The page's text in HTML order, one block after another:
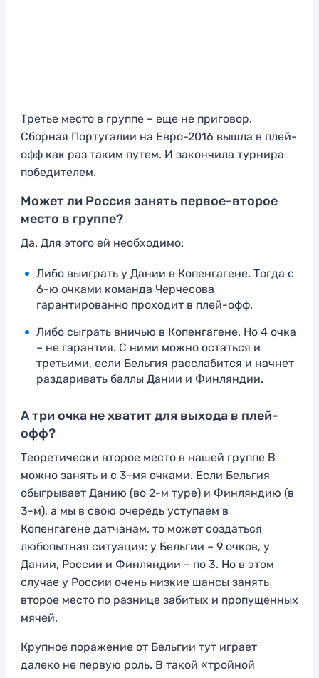
Третье место в группе – еще не приговор.
Сборная Португалии на Евро-2016 вышла в плей-
офф как раз таким путем. И закончила турнира
победителем.
Может ли Россия занять первое-второе
место в группе?
Да. Для этого ей необходимо:
Либо выиграть у Дании в Копенгагене. Тогда с
6-ю очками команда Черчесова
гарантированно проходит в плей-офф.
Либо сыграть вничью в Копенгагене. Но 4 очка
– не гарантия. С ними можно остаться и
третьими, если Бельгия расслабится и начнет
раздаривать баллы Дании и Финляндии.
А три очка не хватит для выхода в плей-
офф?
Теоретически второе место в нашей группе В
можно занять и с 3-мя очками. Если Бельгия
обыгрывает Данию (во 2-м туре) и Финляндию (в
3-м), а мы в свою очередь уступаем в
Копенгагене датчанам, то может создаться
любопытная ситуация: у Бельгии – 9 очков, у
Дании, России и Финляндии – по 3. Но в этом
случае у России очень низкие шансы занять
второе место по разнице забитых и пропущенных
мячей.
Крупное поражение от Бельгии тут играет
далеко не первую роль. В такой «тройной